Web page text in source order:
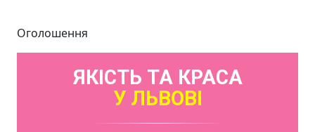
Оголошення
ЯКІСТЬ ТА КРАСА
У ЛЬВОВІ